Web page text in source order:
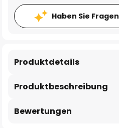
Haben Sie
Produktbeschreibung
Produktdetails
Bewertungen